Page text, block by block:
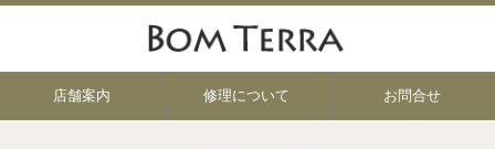
店舗案内 修理について お問合せ